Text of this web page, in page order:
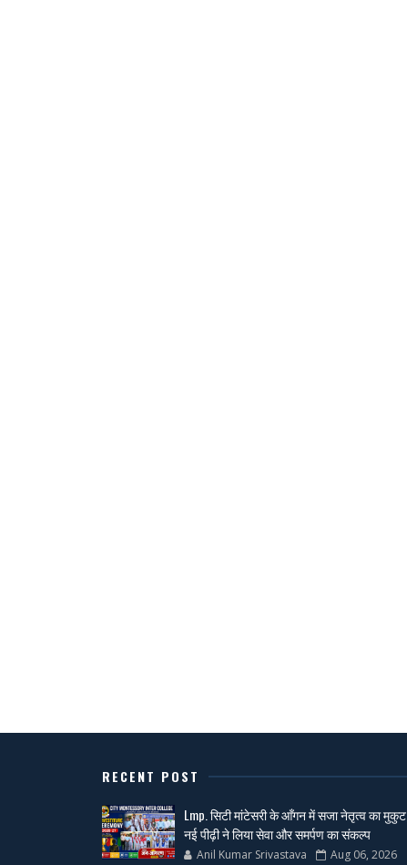
RECENT POST
Lmp. सिटी मांटेसरी के आँगन में सजा नेतृत्व का मुकुट,
नई पीढ़ी ने लिया सेवा और समर्पण का संकल्प
Anil Kumar Srivastava Aug 06, 2026